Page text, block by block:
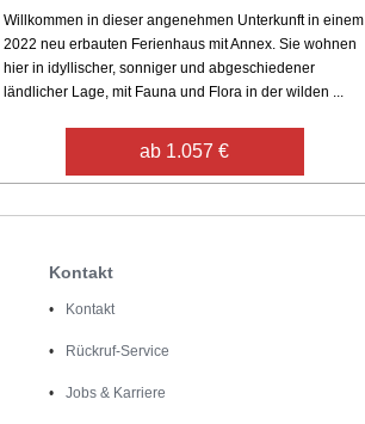
Willkommen in dieser angenehmen Unterkunft in einem
2022 neu erbauten Ferienhaus mit Annex. Sie wohnen
hier in idyllischer, sonniger und abgeschiedener
ländlicher Lage, mit Fauna und Flora in der wilden ...
ab 1.057 €
Kontakt
Kontakt
Rückruf-Service
Jobs & Karriere